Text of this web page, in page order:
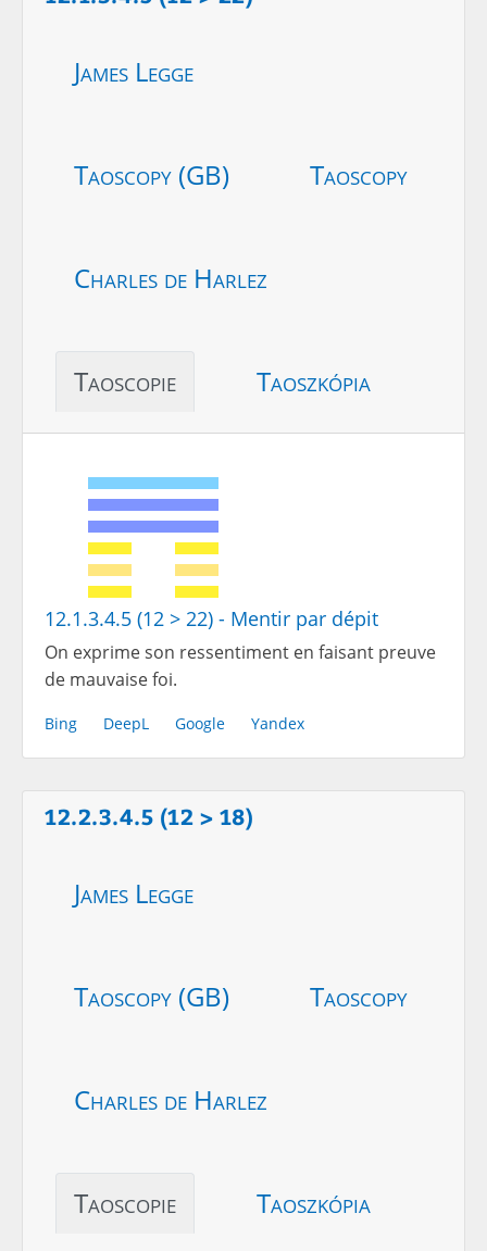
James Legge
Taoscopy (GB) Taoscopy
Charles de Harlez
Taoscopie Taoszkópia
12.1.3.4.5 (12 > 22) - Mentir par dépit
On exprime son ressentiment en faisant preuve
de mauvaise foi.
Bing DeepL Google Yandex
12.2.3.4.5 (12 > 18)
James Legge
Taoscopy (GB) Taoscopy
Charles de Harlez
Taoscopie Taoszkópia